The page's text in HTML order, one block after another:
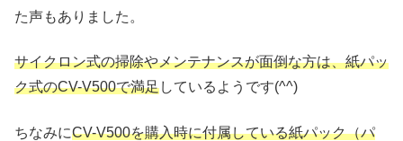
た声もありました。
サイクロン式の掃除やメンテナンスが面倒な方は、紙パッ
ク式のCV-V500で満足しているようです(^^)
ちなみにCV-V500を購入時に付属している紙パック（パ